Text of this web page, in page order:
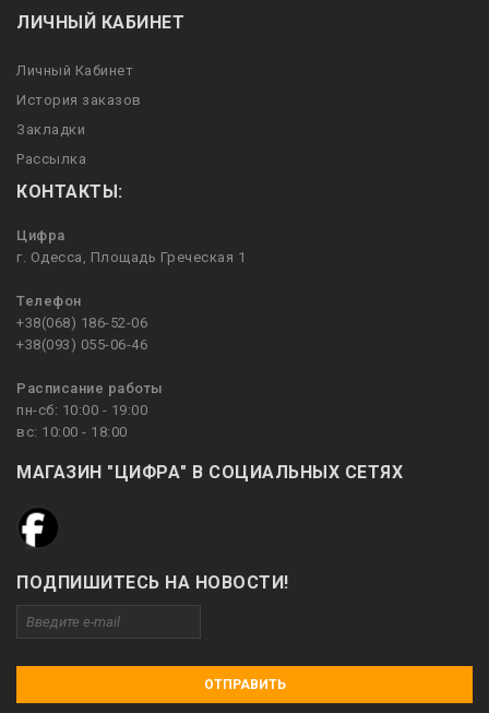
ЛИЧНЫЙ КАБИНЕТ
Личный Кабинет
История заказов
Закладки
Рассылка
КОНТАКТЫ:
Цифра
г. Одесса, Площадь Греческая 1
Телефон
+38(068) 186-52-06
+38(093) 055-06-46
Расписание работы
пн-сб: 10:00 - 19:00
вс: 10:00 - 18:00
МАГАЗИН "ЦИФРА" В СОЦИАЛЬНЫХ СЕТЯХ
ПОДПИШИТЕСЬ НА НОВОСТИ!
ОТПРАВИТЬ